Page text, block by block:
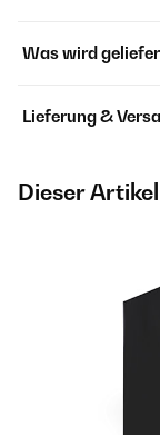
Was wird
Lieferung &
Dieser